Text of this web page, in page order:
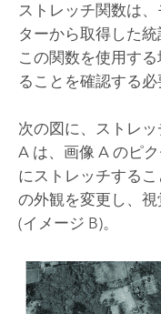
ストレッチ関数は
ターから取得した
この関数を使用す
ることを確認する必
次の図に、ストレ
A は、画像 A のピ
にストレッチする
の外観を変更し、
(イメージ B)。